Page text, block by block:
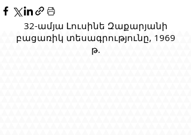
32-ամյա Լուսինե Զաքարյանի
բացառիկ տեսագրությունը, 1969
թ.